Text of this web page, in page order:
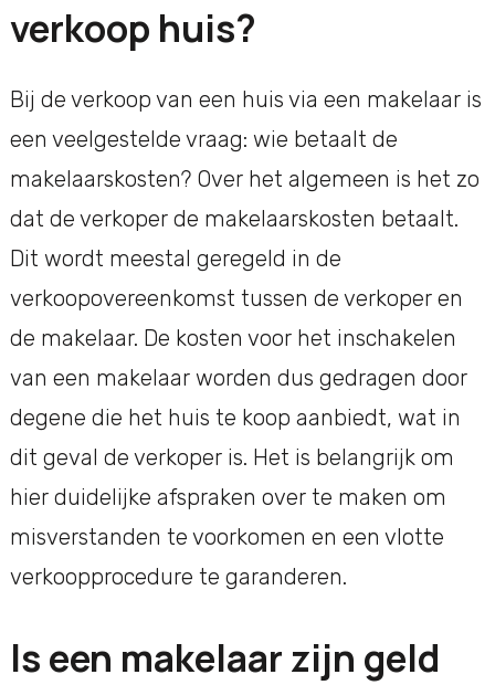
verkoop huis?
Bij de verkoop van een huis via een makelaar is
een veelgestelde vraag: wie betaalt de
makelaarskosten? Over het algemeen is het zo
dat de verkoper de makelaarskosten betaalt.
Dit wordt meestal geregeld in de
verkoopovereenkomst tussen de verkoper en
de makelaar. De kosten voor het inschakelen
van een makelaar worden dus gedragen door
degene die het huis te koop aanbiedt, wat in
dit geval de verkoper is. Het is belangrijk om
hier duidelijke afspraken over te maken om
misverstanden te voorkomen en een vlotte
verkoopprocedure te garanderen.
Is een makelaar zijn geld